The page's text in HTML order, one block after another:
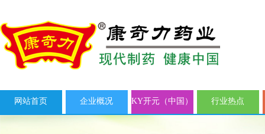
网站首页 企业概况 KY开元（中国） 行业热点